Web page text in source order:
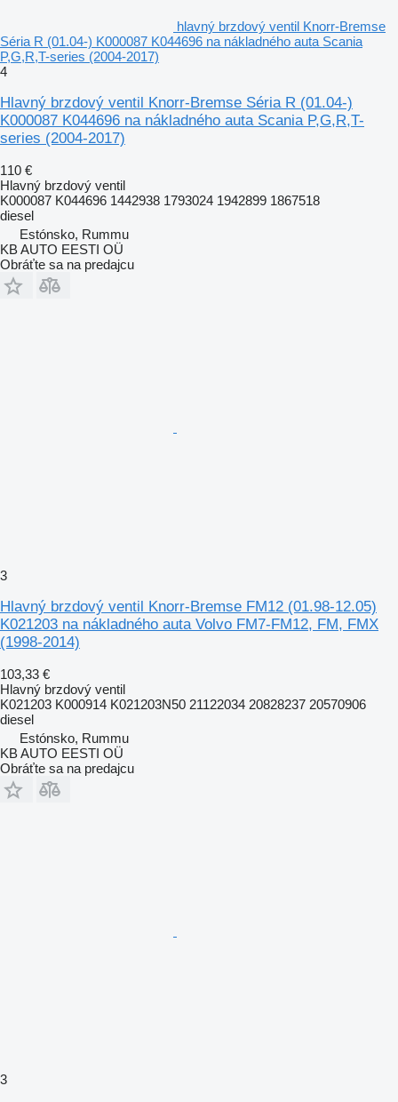
hlavný brzdový ventil Knorr-Bremse
Séria R (01.04-) K000087 K044696 na nákladného auta Scania
P,G,R,T-series (2004-2017)
4
Hlavný brzdový ventil Knorr-Bremse Séria R (01.04-)
K000087 K044696 na nákladného auta Scania P,G,R,T-
series (2004-2017)
110 €
Hlavný brzdový ventil
K000087 K044696 1442938 1793024 1942899 1867518
diesel
Estónsko, Rummu
KB AUTO EESTI OÜ
Obráťte sa na predajcu
3
Hlavný brzdový ventil Knorr-Bremse FM12 (01.98-12.05)
K021203 na nákladného auta Volvo FM7-FM12, FM, FMX
(1998-2014)
103,33 €
Hlavný brzdový ventil
K021203 K000914 K021203N50 21122034 20828237 20570906
diesel
Estónsko, Rummu
KB AUTO EESTI OÜ
Obráťte sa na predajcu
3